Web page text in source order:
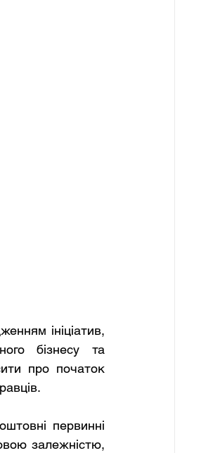
ініціатив,
бізнесу та
про початок
первинні
залежністю,